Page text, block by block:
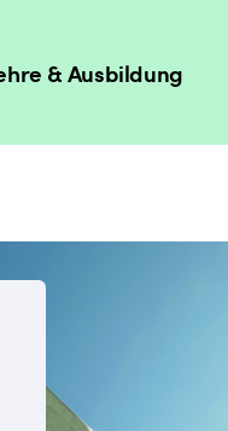
& Ausbildung